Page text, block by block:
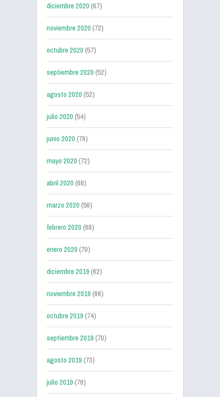
diciembre 2020(67)
noviembre 2020(72)
octubre 2020(57)
septiembre 2020(52)
agosto 2020(52)
julio 2020(54)
junio 2020(79)
mayo 2020(72)
abril 2020(68)
marzo 2020(56)
febrero 2020(68)
enero 2020(70)
diciembre 2019(62)
noviembre 2019(66)
octubre 2019(74)
septiembre 2019(70)
agosto 2019(73)
julio 2019(76)